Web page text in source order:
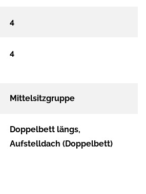
4
4
Mittelsitzgruppe
Doppelbett längs,
Aufstelldach (Doppelbett)